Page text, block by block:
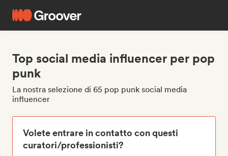
Top social media influencer per pop
punk
La nostra selezione di 65 pop punk social media
influencer
Volete entrare in contatto con questi
curatori/professionisti?